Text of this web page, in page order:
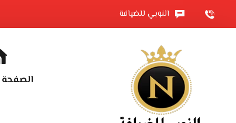
النوبي للضيافة
الصفحة